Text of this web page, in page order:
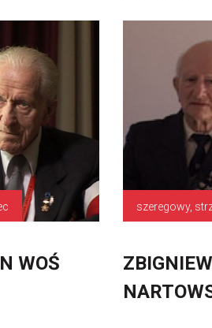
WOŚ
szeregowy,
ZBIGNIEW